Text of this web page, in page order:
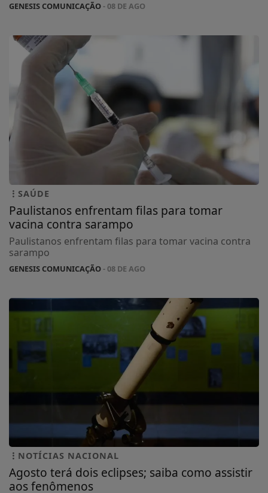
GENESIS COMUNICAÇÃO- 08 DE AGO
SAÚDE
Paulistanos enfrentam filas para tomar
vacina contra sarampo
Paulistanos enfrentam filas para tomar vacina contra
sarampo
GENESIS COMUNICAÇÃO- 08 DE AGO
NOTÍCIAS NACIONAL
Agosto terá dois eclipses; saiba como assistir
aos fenômenos